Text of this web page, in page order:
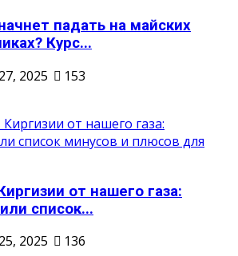
падать на майских
Курс...
2025
153
от нашего газа:
список...
2025
136